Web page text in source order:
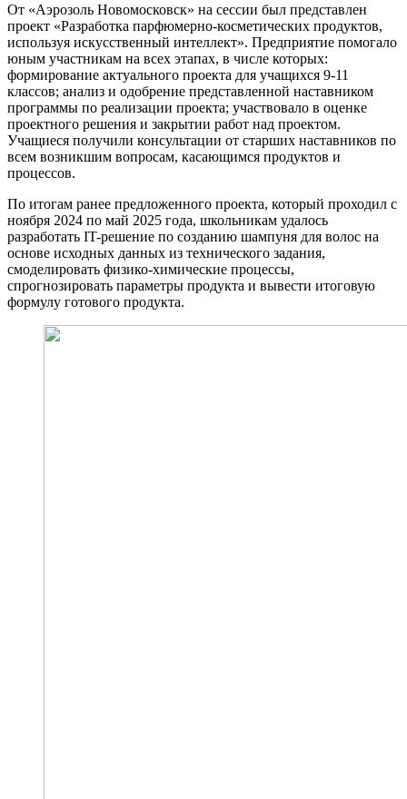
От «Аэрозоль Новомосковск» на сессии был представлен
проект «Разработка парфюмерно-косметических продуктов,
используя искусственный интеллект». Предприятие помогало
юным участникам на всех этапах, в числе которых:
формирование актуального проекта для учащихся 9-11
классов; анализ и одобрение представленной наставником
программы по реализации проекта; участвовало в оценке
проектного решения и закрытии работ над проектом.
Учащиеся получили консультации от старших наставников по
всем возникшим вопросам, касающимся продуктов и
процессов.
По итогам ранее предложенного проекта, который проходил с
ноября 2024 по май 2025 года, школьникам удалось
разработать IT-решение по созданию шампуня для волос на
основе исходных данных из технического задания,
смоделировать физико-химические процессы,
спрогнозировать параметры продукта и вывести итоговую
формулу готового продукта.